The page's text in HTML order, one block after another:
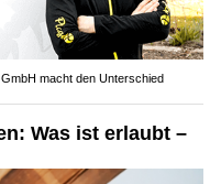
macht den Unterschied
Was ist erlaubt –